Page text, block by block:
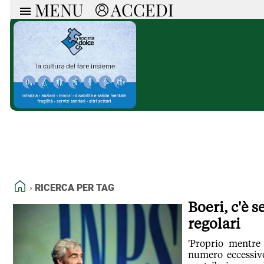
MENU ACCEDI
ARTICOLI
Politica
Economia
Società
La Nera
Che Cultura
Tutti gli Articoli
Ricerca
HOME
RICERCA PER TAG
Boeri, c'è
regolari
'Proprio
numero